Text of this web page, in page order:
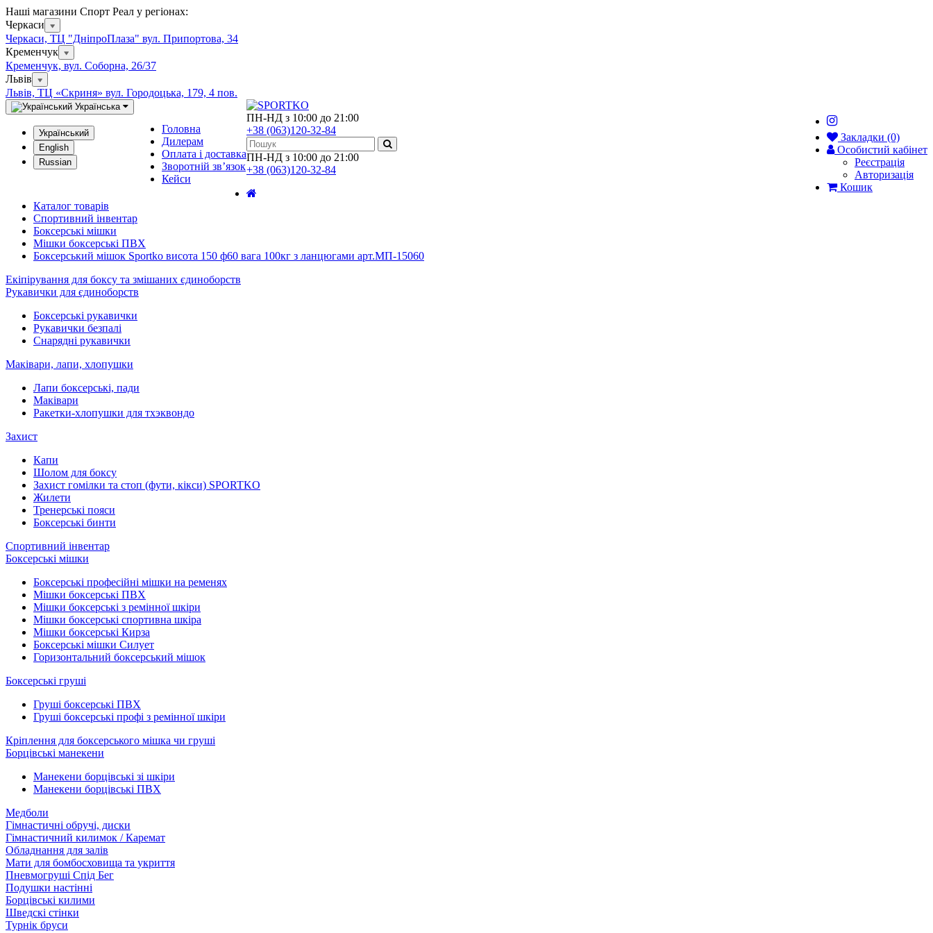
Наші магазини Спорт Реал у регіонах:
Черкаси
Черкаси, ТЦ "ДніпроПлаза" вул. Припортова, 34
Кременчук
Кременчук, вул. Соборна, 26/37
Львів
Львів, ТЦ «Скриня» вул. Городоцька, 179, 4 пов.
Українська
Український
English
Russian
Головна
Дилерам
Оплата і доставка
Зворотній зв’язок
Кейси
Закладки (0)
Особистий кабінет
Реєстрація
Авторизація
Кошик
ПН-НД з 10:00 до 21:00
+38 (063)120-32-84
ПН-НД з 10:00 до 21:00
+38 (063)120-32-84
Каталог товарів
Спортивний інвентар
Боксерські мішки
Мішки боксерські ПВХ
Боксерський мішок Sportko висота 150 ф60 вага 100кг з ланцюгами арт.МП-15060
Екіпірування для боксу та змішаних єдиноборств
Рукавички для єдиноборств
Боксерські рукавички
Рукавички безпалі
Снарядні рукавички
Маківари, лапи, хлопушки
Лапи боксерські, пади
Маківари
Ракетки-хлопушки для тхэквондо
Захист
Капи
Шолом для боксу
Захист гомілки та стоп (фути, кікси) SPORTKO
Жилети
Тренерські пояси
Боксерські бинти
Спортивний інвентар
Боксерські мішки
Боксерські професійні мішки на ременях
Мішки боксерські ПВХ
Мішки боксерські з ремінної шкіри
Мішки боксерські спортивна шкіра
Мішки боксерські Кирза
Боксерські мішки Силует
Горизонтальний боксерський мішок
Боксерські груші
Груші боксерські ПВХ
Груші боксерські профі з ремінної шкіри
Кріплення для боксерського мішка чи груші
Борцівські манекени
Манекени борцівські зі шкіри
Манекени борцівські ПВХ
Медболи
Гімнастичні обручі, диски
Гімнастичний килимок / Каремат
Обладнання для залів
Мати для бомбосховища та укриття
Пневмогруші Спід Бег
Подушки настінні
Борцівські килими
Шведскі стінки
Турнік бруси